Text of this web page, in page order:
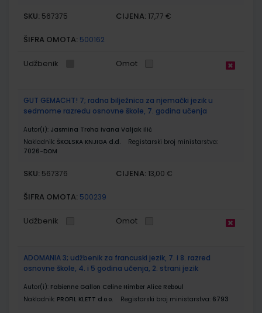
SKU: 567375 CIJENA: 17,77 €
ŠIFRA OMOTA: 500162
Udžbenik Omot
GUT GEMACHT! 7; radna bilježnica za njemački jezik u
sedmome razredu osnovne škole, 7. godina učenja
Autor(i): Jasmina Troha Ivana Valjak Ilić
Nakladnik: ŠKOLSKA KNJIGA d.d.
Registarski broj ministarstva:
7026-DOM
SKU: 567376 CIJENA: 13,00 €
ŠIFRA OMOTA: 500239
Udžbenik Omot
ADOMANIA 3; udžbenik za francuski jezik, 7. i 8. razred
osnovne škole, 4. i 5 godina učenja, 2. strani jezik
Autor(i): Fabienne Gallon Celine Himber Alice Reboul
Nakladnik: PROFIL KLETT d.o.o. Registarski broj ministarstva: 6793